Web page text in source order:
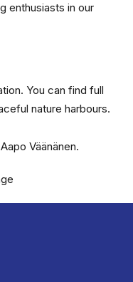
enthusiasts in our
You can find full
nature harbours.
Väänänen.